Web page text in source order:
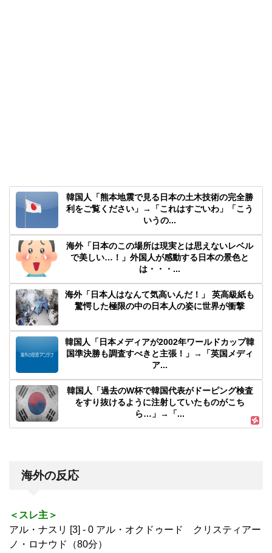
韓国人「熊本地震で見る日本の土木技術の完全勝
利をご覧ください」→「これはすごいわ」「こう
いうの...
海外「日本のこの場所は現実とは思えないレベル
で美しい…！」外国人が感動する日本の景色と
は・・・...
海外「日本人はなんて気高いんだ！」 英高級紙も
驚愕した極限の中の日本人の姿に世界が衝撃
韓国人「日本メディアが2002年ワールドカップ韓
国準決勝も調査すべきと主張！」→「英国メディ
ア...
韓国人「過去のW杯で韓国代表がドーピング検査
をすり抜けるように注射していたものがこち
ら…」→「...
海外の反応
＜スレ主＞
アル・ナスリ [3] - 0 アル・オクドゥード クリスティアー
ノ・ロナウド（80分）